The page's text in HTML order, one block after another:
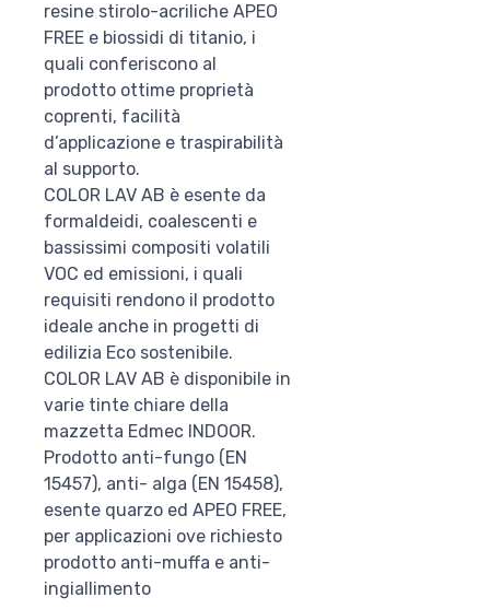
resine stirolo-acriliche APEO
FREE e biossidi di titanio, i
quali conferiscono al
prodotto ottime proprietà
coprenti, facilità
d’applicazione e traspirabilità
al supporto.
COLOR LAV AB è esente da
formaldeidi, coalescenti e
bassissimi compositi volatili
VOC ed emissioni, i quali
requisiti rendono il prodotto
ideale anche in progetti di
edilizia Eco sostenibile.
COLOR LAV AB è disponibile in
varie tinte chiare della
mazzetta Edmec INDOOR.
Prodotto anti-fungo (EN
15457), anti- alga (EN 15458),
esente quarzo ed APEO FREE,
per applicazioni ove richiesto
prodotto anti-muffa e anti-
ingiallimento